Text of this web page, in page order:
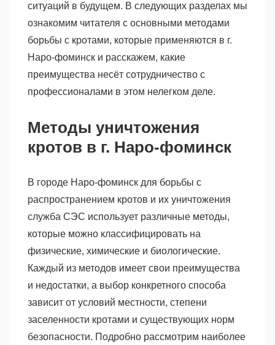
ситуаций в будущем. В следующих разделах мы
ознакомим читателя с основными методами
борьбы с кротами, которые применяются в г.
Наро-фоминск и расскажем, какие
преимущества несёт сотрудничество с
профессионалами в этом нелегком деле.
Методы уничтожения
кротов в г. Наро-фоминск
В городе Наро-фоминск для борьбы с
распространением кротов и их уничтожения
служба СЭС использует различные методы,
которые можно классифицировать на
физические, химические и биологические.
Каждый из методов имеет свои преимущества
и недостатки, а выбор конкретного способа
зависит от условий местности, степени
заселенности кротами и существующих норм
безопасности. Подробно рассмотрим наиболее